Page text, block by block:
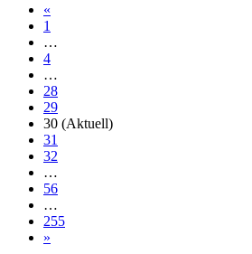
«
1
…
4
…
28
29
30 (Aktuell)
31
32
…
56
…
255
»